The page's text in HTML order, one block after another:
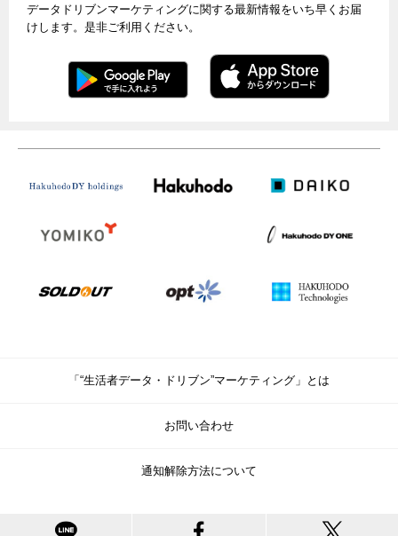
データドリブンマーケティングに関する最新情報をいち早くお届
けします。是非ご利用ください。
「“生活者データ・ドリブン”マーケティング」とは
お問い合わせ
通知解除方法について
© Copyright Hakuhodo DY Holdings Inc. All rights reserved.